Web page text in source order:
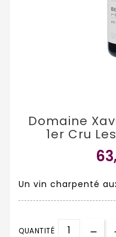
Domaine
1er Cru
Un vin charpenté
QUANTITÉ